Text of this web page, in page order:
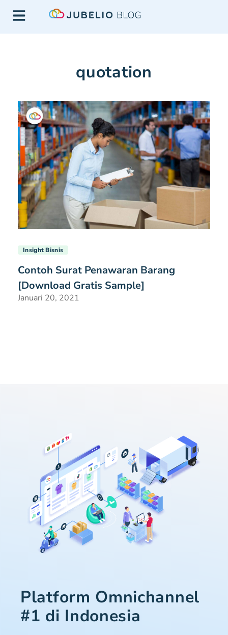
quotation
Insight Bisnis
Contoh Surat Penawaran Barang
[Download Gratis Sample]
Januari 20, 2021
Platform Omnichannel
#1 di Indonesia